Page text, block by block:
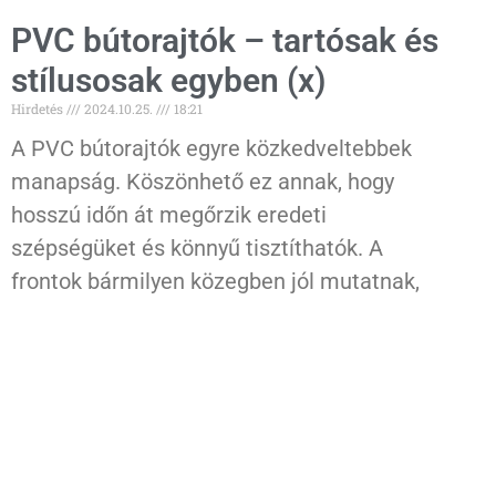
PVC bútorajtók – tartósak és
stílusosak egyben (x)
Hirdetés 2024.10.25. 18:21
A PVC bútorajtók egyre közkedveltebbek
manapság. Köszönhető ez annak, hogy
hosszú időn át megőrzik eredeti
szépségüket és könnyű tisztíthatók. A
frontok bármilyen közegben jól mutatnak,